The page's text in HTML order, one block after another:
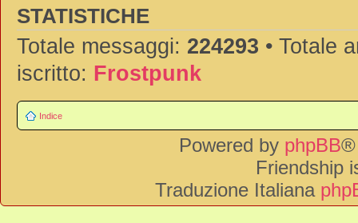
STATISTICHE
Totale messaggi: 224293 • Totale
iscritto: Frostpunk
Indice
Powered by phpBB®
Friendship
Traduzione Italiana